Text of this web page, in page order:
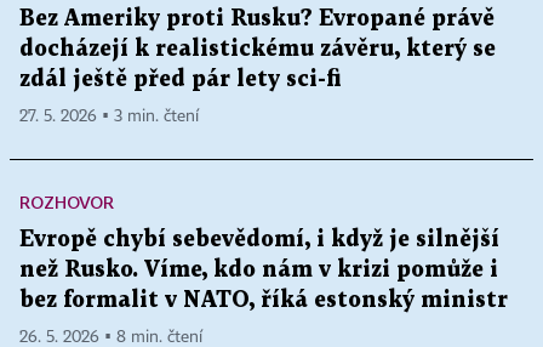
Bez Ameriky proti Rusku? Evropané právě
docházejí k realistickému závěru, který se
zdál ještě před pár lety sci-fi
27. 5. 2026 ▪ 3 min. čtení
ROZHOVOR
Evropě chybí sebevědomí, i když je silnější
než Rusko. Víme, kdo nám v krizi pomůže i
bez formalit v NATO, říká estonský ministr
26. 5. 2026 ▪ 8 min. čtení